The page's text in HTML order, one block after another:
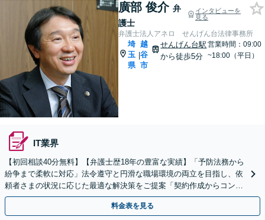
廣部 俊介 弁
護士
インタビューを
見る
弁護士法人アネロ せんげん台法律事務所
埼
玉
県
|
越
谷
市
せんげん台駅
から徒歩5分
営業時間：09:00
~18:00（平日）
IT業界
【初回相談40分無料】【弁護士歴18年の豊富な実績】「予防法務から
紛争まで柔軟に対応」法令遵守と円滑な職場環境の両立を目指し、依
頼者さまの状況に応じた最適な解決策をご提案「契約作成からコンプ
ライアンス体制構築まで、幅広い法的課題に対応」
料金表を見る